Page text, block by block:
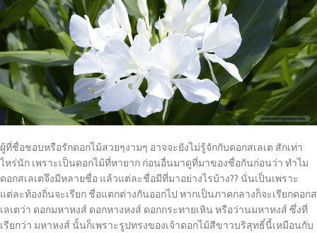
ผู้ที่ชื่อชอบหรือรักดอกไม้สวยๆงามๆ อาจจะยังไม่รู้จักกับดอกสเลเต สักเท่า
ไหร่นัก เพราะเป็นดอกไม้ที่หายาก ก่อนอื่นมาดูที่มาของชื่อกันก่อนว่า ทำไม
ดอกสเลเตจึงมีหลายชื่อ แล้วแต่ละชื่อมีที่มาอย่างไรบ้าง?? นั่นเป็นเพราะ
แต่ละท้องถิ่นจะเรียก ชื่อแตกต่างกันออกไป หากเป็นภาคกลางก็จะเรียกดอกส
เลเตว่า ดอกมหาหงส์ ดอกหางหงส์ ดอกกระทายเหิน หรือว่านมหาหงส์ ซึ่งที่
เรียกว่า มหาหงส์ นั้นก็เพราะรูปทรงของเจ้าดอกไม้สีขาวบริสุทธิ์นี้เหมือนกับ